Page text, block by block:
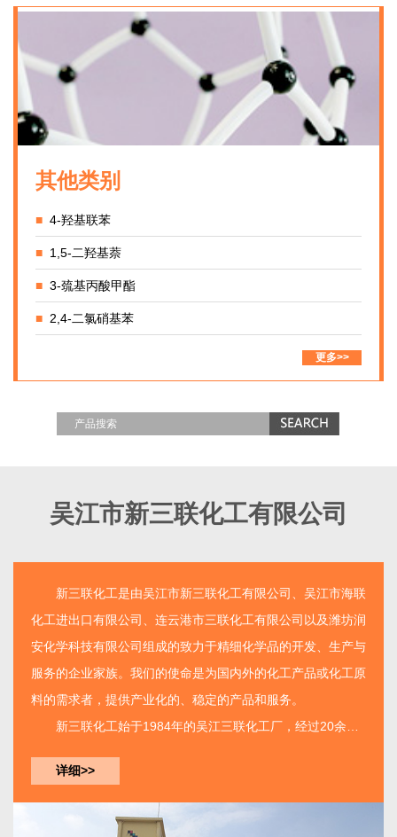
其他类别
■4-羟基联苯
■ 1,5-二羟基萘
■3-巯基丙酸甲酯
■ 2,4-二氯硝基苯
更多>>
吴江市新三联化工有限公司
新三联化工是由吴江市新三联化工有限公司
、吴江市海联
化工进出口有限公司、连云港市三联化工有限公司以及潍坊润
安化学科技有限公司组成的致力于精细化学品的开发、生产与
服务的企业家族。我们的使命是为国内外的化工产品或化工原
料的需求者，提供产业化的、稳定的产品和服务。
新三联化工始于1984年的吴江三联化工厂，经过20余年
基地集开发、生产、服务...
详细>>